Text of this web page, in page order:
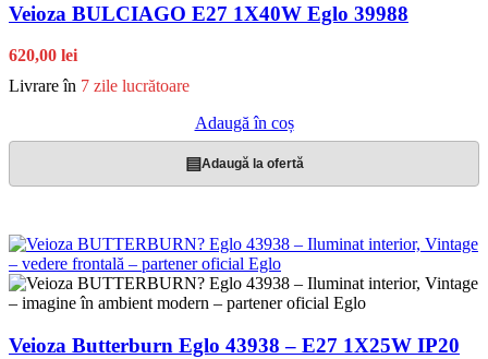
Veioza BULCIAGO E27 1X40W Eglo 39988
620,00 lei
Livrare în 7 zile lucrătoare
Adaugă în coș
▤Adaugă la ofertă
Veioza Butterburn Eglo 43938 – E27 1X25W IP20